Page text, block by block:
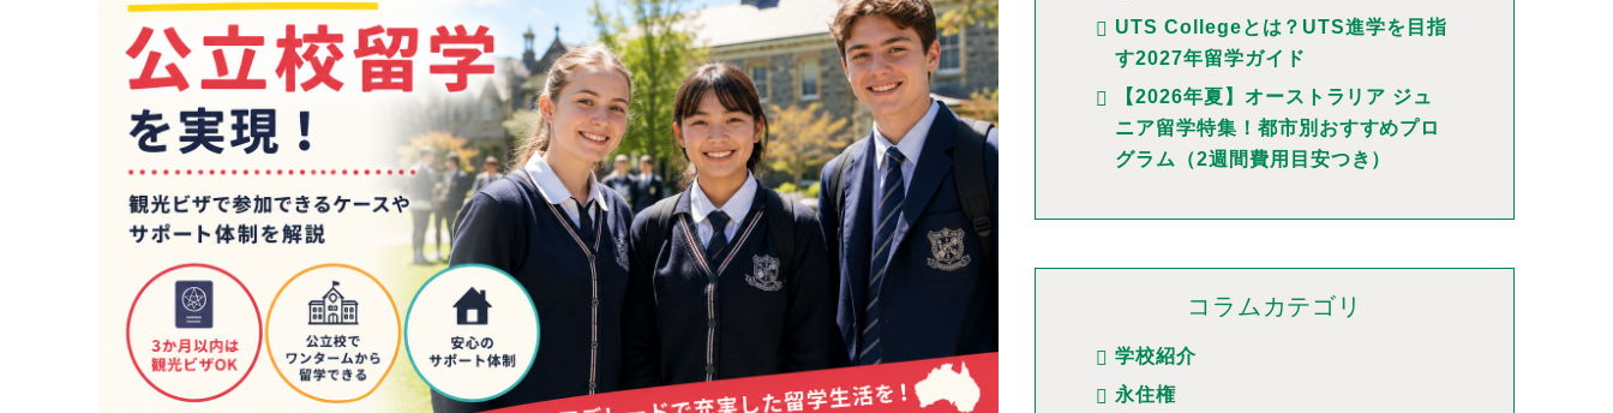
UTS Collegeとは？UTS進学を目指
す2027年留学ガイド
【2026年夏】オーストラリア ジュ
ニア留学特集！都市別おすすめプロ
グラム（2週間費用目安つき）
コラムカテゴリ
学校紹介
永住権